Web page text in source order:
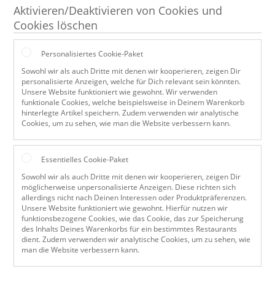
Aktivieren/Deaktivieren von Cookies und
Cookies löschen
Personalisiertes Cookie-Paket
Sowohl wir als auch Dritte mit denen wir kooperieren, zeigen Dir
personalisierte Anzeigen, welche für Dich relevant sein könnten.
Unsere Website funktioniert wie gewohnt. Wir verwenden
funktionale Cookies, welche beispielsweise in Deinem Warenkorb
hinterlegte Artikel speichern. Zudem verwenden wir analytische
Cookies, um zu sehen, wie man die Website verbessern kann.
Essentielles Cookie-Paket
Sowohl wir als auch Dritte mit denen wir kooperieren, zeigen Dir
möglicherweise unpersonalisierte Anzeigen. Diese richten sich
allerdings nicht nach Deinen Interessen oder Produktpräferenzen.
Unsere Website funktioniert wie gewohnt. Hierfür nutzen wir
funktionsbezogene Cookies, wie das Cookie, das zur Speicherung
des Inhalts Deines Warenkorbs für ein bestimmtes Restaurants
dient. Zudem verwenden wir analytische Cookies, um zu sehen, wie
man die Website verbessern kann.